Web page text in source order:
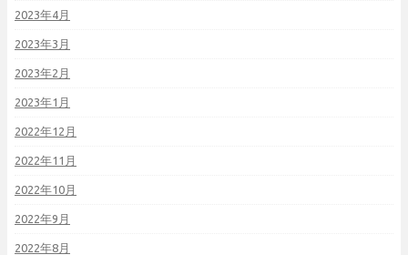
2023年4月
2023年3月
2023年2月
2023年1月
2022年12月
2022年11月
2022年10月
2022年9月
2022年8月